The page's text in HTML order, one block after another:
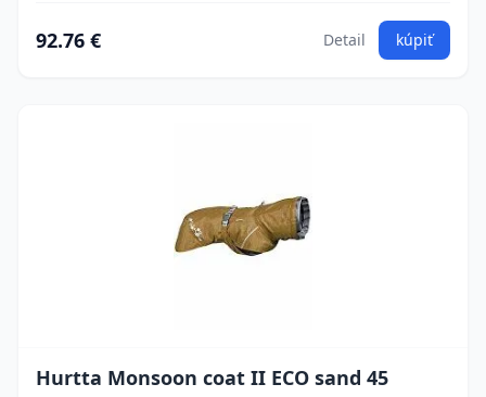
92.76 € Detail kúpiť
Hurtta Monsoon coat II ECO sand 45